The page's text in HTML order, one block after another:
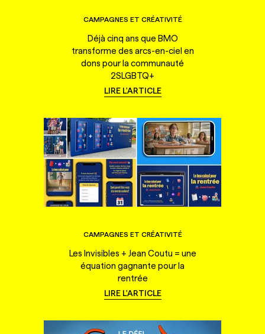
CAMPAGNES ET CRÉATIVITÉ
Déjà cinq ans que BMO
transforme des arcs-en-ciel en
dons pour la communauté
2SLGBTQ+
LIRE L'ARTICLE
CAMPAGNES ET CRÉATIVITÉ
Les Invisibles + Jean Coutu = une
équation gagnante pour la
rentrée
LIRE L'ARTICLE